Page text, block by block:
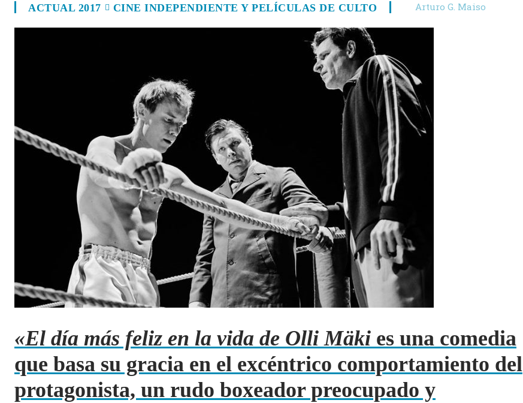
ACTUAL 2017 CINE INDEPENDIENTE Y PELÍCULAS DE CULTO Arturo G. Maiso
«El día más feliz en la vida de Olli Mäki es una comedia
que basa su gracia en el excéntrico comportamiento del
protagonista, un rudo boxeador preocupado y